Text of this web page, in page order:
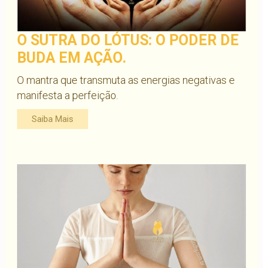
O SUTRA DO LÓTUS: O PODER DE
BUDA EM AÇÃO.
O mantra que transmuta as energias negativas e
manifesta a perfeição.
Saiba Mais